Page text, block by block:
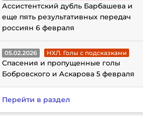
Ассистентский дубль Барбашева и
еще пять результативных передач
россиян 6 февраля
05.02.2026 НХЛ. Голы с подсказками
Спасения и пропущенные голы
Бобровского и Аскарова 5 февраля
Перейти в раздел